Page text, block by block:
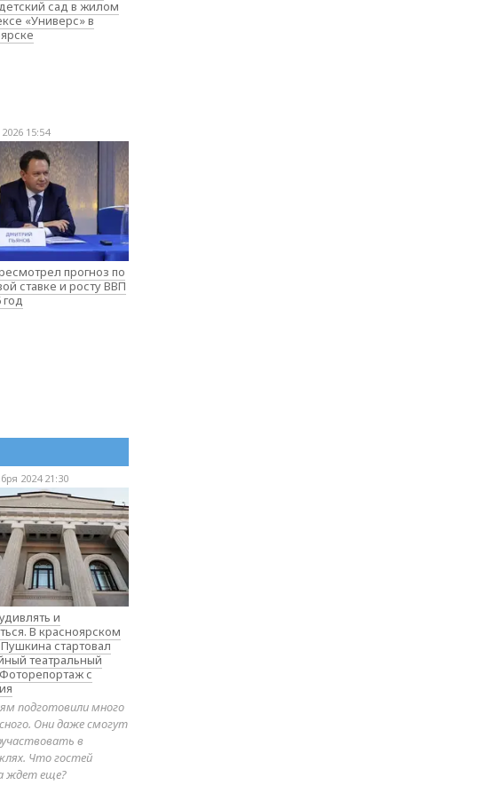
сад в жилом
«Универс» в
15:54
прогноз по
ставке и росту ВВП
год
2024 21:30
и
В красноярском
стартовал
театральный
с
подготовили много
Они даже смогут
в
Что гостей
ждет еще?